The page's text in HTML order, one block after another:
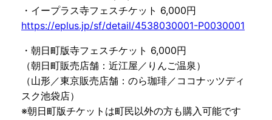
・イープラス寺フェスチケット 6,000円
https://eplus.jp/sf/detail/4538030001-P0030001
・朝日町版寺フェスチケット 6,000円
（朝日町販売店舗：近江屋／りんご温泉）
（山形／東京販売店舗：のら珈琲／ココナッツディ
スク池袋店）
※朝日町版チケットは町民以外の方も購入可能です